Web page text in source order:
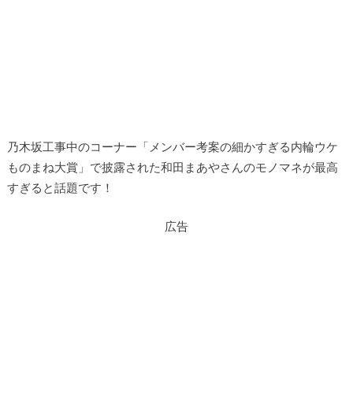
乃木坂工事中のコーナー「メンバー考案の細かすぎる内輪ウケ
ものまね大賞」で披露された和田まあやさんのモノマネが最高
すぎると話題です！
広告